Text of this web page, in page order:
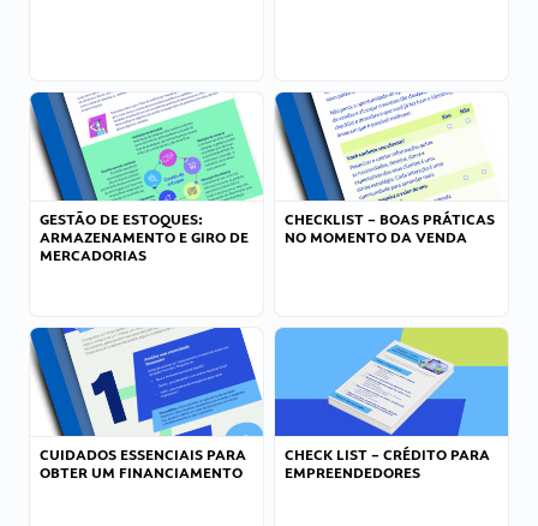
GESTÃO DE ESTOQUES:
ARMAZENAMENTO E GIRO DE
MERCADORIAS
CHECKLIST – BOAS PRÁTICAS
NO MOMENTO DA VENDA
CUIDADOS ESSENCIAIS PARA
OBTER UM FINANCIAMENTO
CHECK LIST – CRÉDITO PARA
EMPREENDEDORES